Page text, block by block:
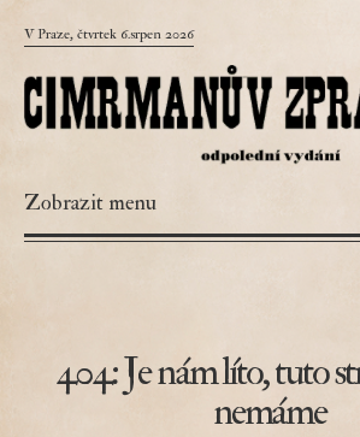
V Praze, čtvrtek 6.srpen 2026
Zobrazit menu
404: Je nám líto, tuto
nemáme